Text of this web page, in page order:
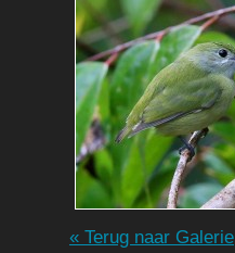
« Terug naar Galerie